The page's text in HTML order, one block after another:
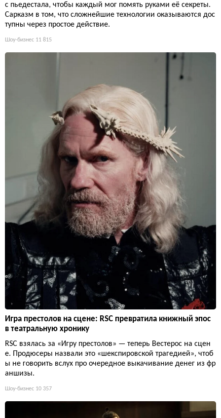
с пьедестала, чтобы каждый мог помять руками её секреты.
Сарказм в том, что сложнейшие технологии оказываются дос
тупны через простое действие.
Шоу-бизнес 11 815
Игра престолов на сцене: RSC превратила книжный эпос
в театральную хронику
RSC взялась за «Игру престолов» — теперь Вестерос на сцен
е. Продюсеры назвали это «шекспировской трагедией», чтоб
ы не говорить вслух про очередное выкачивание денег из фр
аншизы.
Шоу-бизнес 10 357